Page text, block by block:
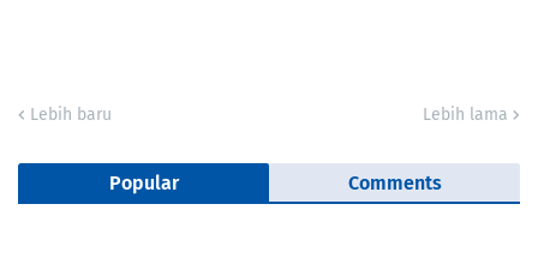
Lebih baru Lebih lama
Popular Comments